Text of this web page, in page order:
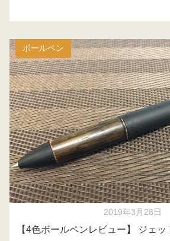
ボールペン
2019年3月28日
【4色ボールペンレビュー】 ジェッ